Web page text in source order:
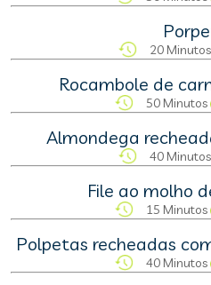
20 Minutos
Rocambole de
50 Minutos
Almondega
40 Minutos
File ao molho
15 Minutos
Polpetas recheadas
40 Minutos